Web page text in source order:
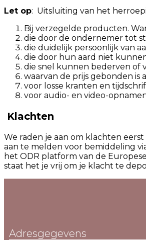
Let op: Uitsluiting van het
Bij verzegelde producten.
die door de ondernemer tot
die duidelijk persoonlijk van
die door hun aard niet
die snel kunnen bederven of
waarvan de prijs gebonden
voor losse kranten en
voor audio- en video-
Klachten
We raden je aan om klachten
aan te melden voor bemiddeling
het ODR platform van de
staat het je vrij om je klacht te
Adresgegevens